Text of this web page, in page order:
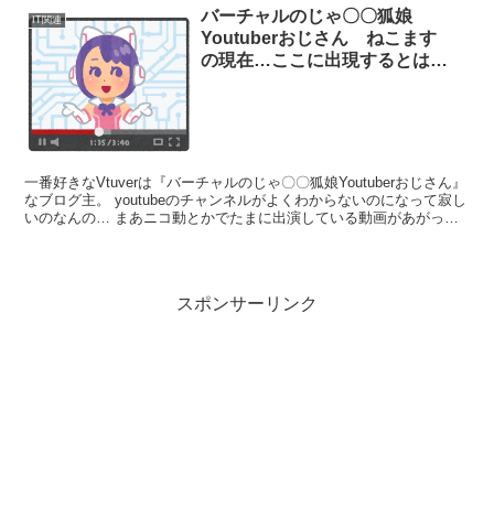
IT関連
バーチャルのじゃ〇〇狐娘
Youtuberおじさん ねこます
の現在…ここに出現するとは…
一番好きなVtuverは『バーチャルのじゃ〇〇狐娘Youtuberおじさん』
なブログ主。 youtubeのチャンネルがよくわからないのになって寂し
いのなんの… まあニコ動とかでたまに出演している動画があがって
スポンサーリンク